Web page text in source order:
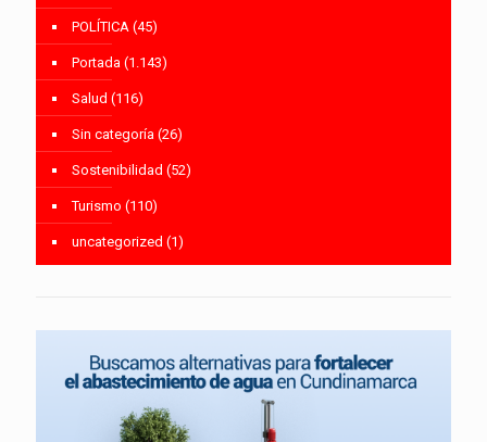
POLÍTICA (45)
Portada (1.143)
Salud (116)
Sin categoría (26)
Sostenibilidad (52)
Turismo (110)
uncategorized (1)